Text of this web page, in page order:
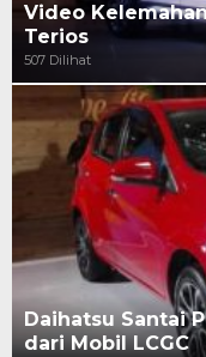
Video
Terios
507 Dilihat
Daihatsu Santai
dari Mobil LCGC